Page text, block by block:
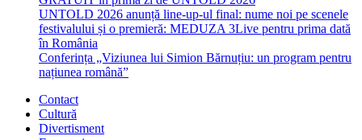
UNTOLD 2026 anunță line-up-ul final: nume noi pe scenele
festivalului și o premieră: MEDUZA 3Live pentru prima dată
în România
Conferința „Viziunea lui Simion Bărnuțiu: un program pentru
națiunea română”
Contact
Cultură
Divertisment